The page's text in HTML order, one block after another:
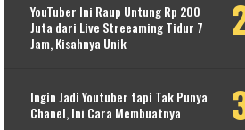
YouTuber Ini Raup Untung Rp 200
Juta dari Live Streeaming Tidur 7
Jam, Kisahnya Unik
Ingin Jadi Youtuber tapi Tak Punya
Chanel, Ini Cara Membuatnya